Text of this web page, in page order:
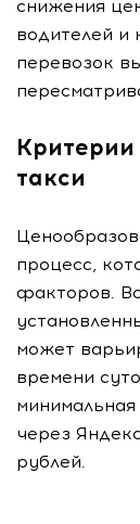
снижения
водителей и
перевозок
такси
процесс,
факторов.
может
времени
через
рублей.